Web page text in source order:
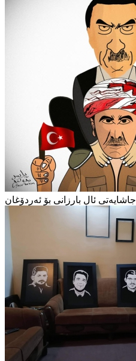
جاشایەتی ئال بارزانی بۆ ئەردۆغان